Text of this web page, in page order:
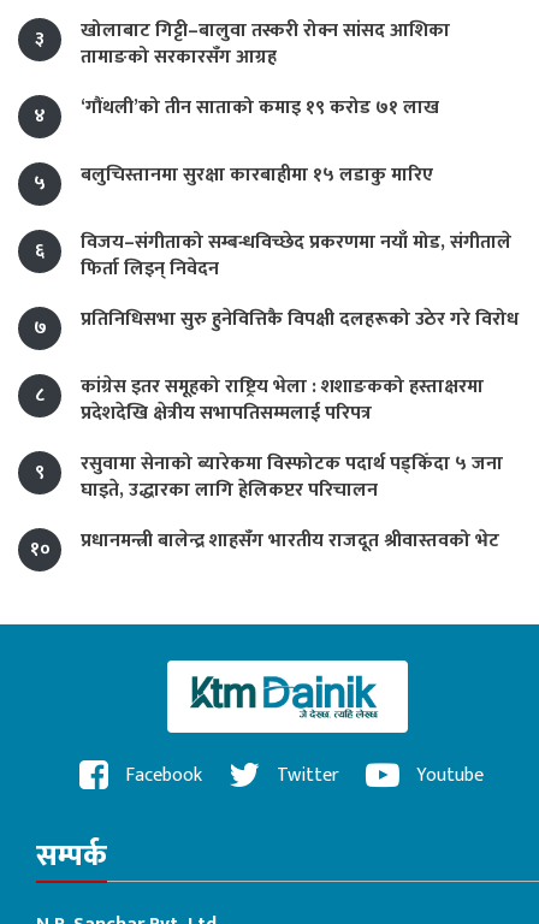
३
खोलाबाट गिट्टी–बालुवा तस्करी रोक्न सांसद आशिका
तामाङको सरकारसँग आग्रह
४
‘गौंथली’को तीन साताको कमाइ १९ करोड ७१ लाख
५ बलुचिस्तानमा सुरक्षा कारबाहीमा १५ लडाकु मारिए
६
विजय–संगीताको सम्बन्धविच्छेद प्रकरणमा नयाँ मोड, संगीता‍ले
फिर्ता लिइन् निवेदन
७
प्रतिनिधिसभा सुरु हुनेवित्तिकै विपक्षी दलहरूको उठेर गरे विरोध
८
कांग्रेस इतर समूहको राष्ट्रिय भेला : शशाङकको हस्ताक्षरमा
प्रदेशदेखि क्षेत्रीय सभापतिसम्मलाई परिपत्र
९
रसुवामा सेनाको ब्यारेकमा विस्फोटक पदार्थ पड्किँदा ५ जना
घाइते, उद्धारका लागि हेलिकप्टर परिचालन
१०
प्रधानमन्त्री बालेन्द्र शाहसँग भारतीय राजदूत श्रीवास्तवको भेट
Facebook Twitter Youtube
सम्पर्क